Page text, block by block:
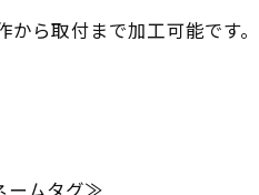
ら取付まで加工可能です。
ームタグ≫